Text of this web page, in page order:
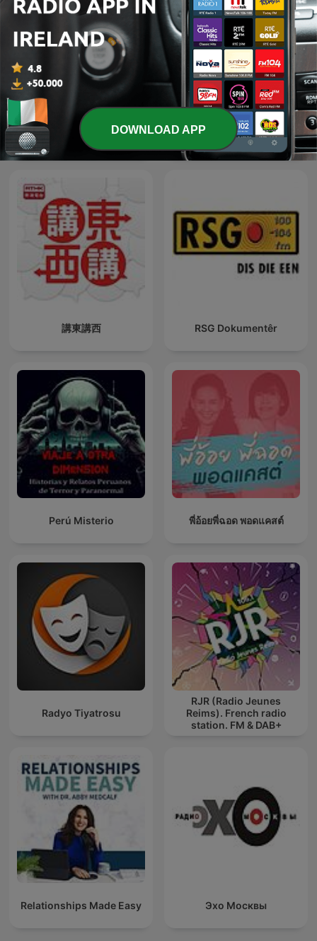
Čestmír Strakatý Espen Lee Usensurert
講東講西 RSG Dokumentêr
Perú Misterio พี่อ้อยพี่ฉอด พอดแคสต์
Radyo Tiyatrosu
RJR (Radio Jeunes
Reims). French radio
station. FM & DAB+
Relationships Made Easy Эхо Москвы
DOWNLOAD APP